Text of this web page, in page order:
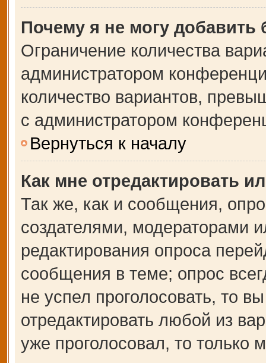
Почему я не могу добавить
Ограничение количества
администратором
количество вариантов,
с администратором
Вернуться к началу
Как мне отредактировать
Так же, как и сообщения,
создателями, модераторами
редактирования опроса
сообщения в теме; опрос
не успел проголосовать, то
отредактировать любой из
уже проголосовал, то только